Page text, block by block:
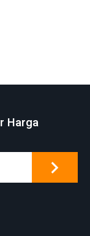
Harga